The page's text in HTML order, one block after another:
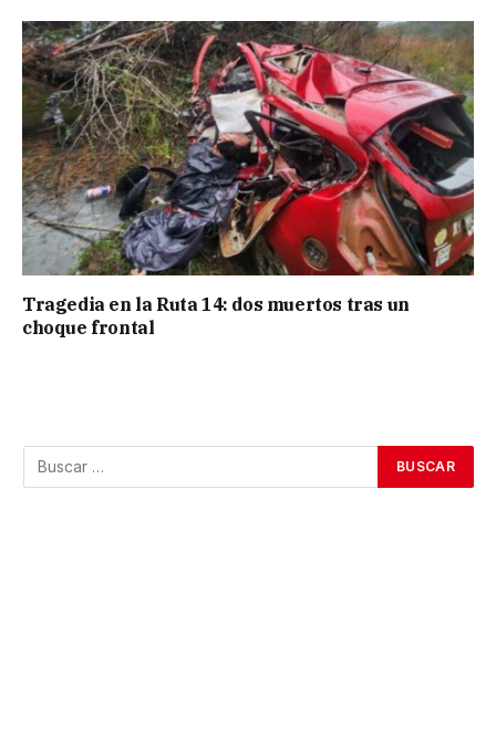
Tragedia en la Ruta 14: dos muertos tras un
choque frontal